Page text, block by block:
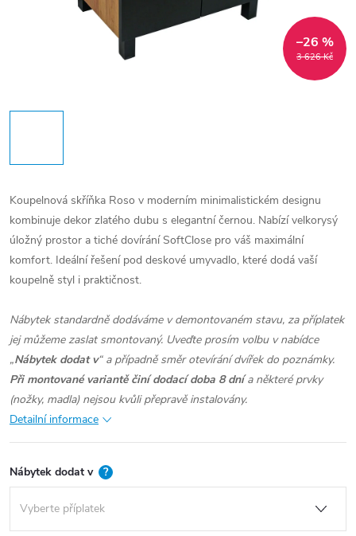
3 626 Kč
–26 %
Koupelnová skříňka Roso v moderním minimalistickém designu
kombinuje dekor zlatého dubu s elegantní černou. Nabízí velkorysý
úložný prostor a tiché dovírání SoftClose pro váš maximální
komfort. Ideální řešení pod deskové umyvadlo, které dodá vaší
koupelně styl i praktičnost.
Nábytek standardně dodáváme v demontovaném stavu, za příplatek
jej můžeme zaslat smontovaný. Uveďte prosím volbu v nabídce
„Nábytek dodat v“ a případně směr otevírání dvířek do poznámky.
Při montované variantě činí dodací doba 8 dnía některé prvky
(nožky, madla) nejsou kvůli přepravě instalovány.
Detailní informace
Nábytek dodat v ?